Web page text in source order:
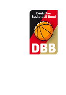
Suchvorschläge